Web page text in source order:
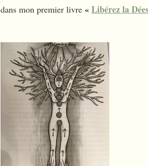
dans mon premier livre « Libérez la